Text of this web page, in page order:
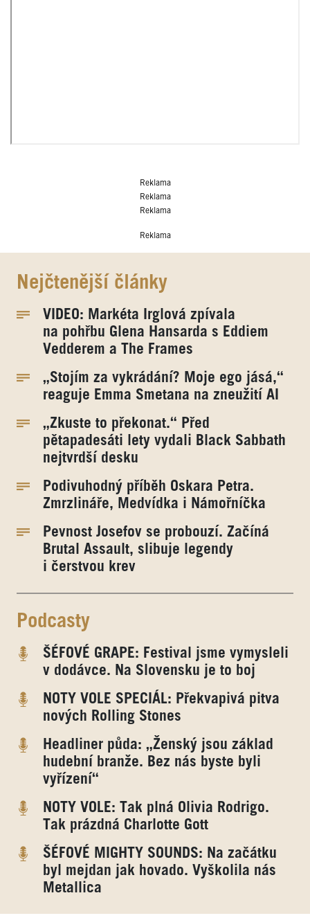
Reklama
Reklama
Reklama
Reklama
Nejčtenější články
VIDEO: Markéta Irglová zpívala
na pohřbu Glena Hansarda s Eddiem
Vedderem a The Frames
„Stojím za vykrádání? Moje ego jásá,“
reaguje Emma Smetana na zneužití AI
„Zkuste to překonat.“ Před
pětapadesáti lety vydali Black Sabbath
nejtvrdší desku
Podivuhodný příběh Oskara Petra.
Zmrzlináře, Medvídka i Námořníčka
Pevnost Josefov se probouzí. Začíná
Brutal Assault, slibuje legendy
i čerstvou krev
Podcasty
ŠÉFOVÉ GRAPE: Festival jsme vymysleli
v dodávce. Na Slovensku je to boj
NOTY VOLE SPECIÁL: Překvapivá pitva
nových Rolling Stones
Headliner půda: „Ženský jsou základ
hudební branže. Bez nás byste byli
vyřízení“
NOTY VOLE: Tak plná Olivia Rodrigo.
Tak prázdná Charlotte Gott
ŠÉFOVÉ MIGHTY SOUNDS: Na začátku
byl mejdan jak hovado. Vyškolila nás
Metallica